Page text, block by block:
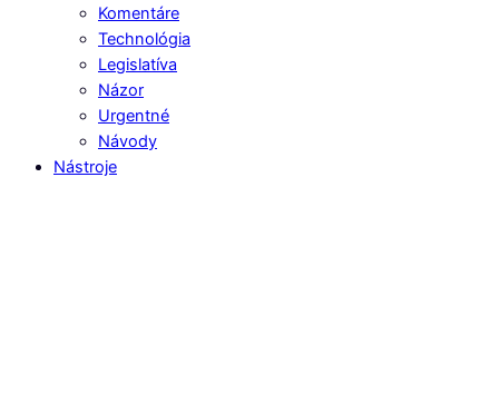
Komentáre
Technológia
Legislatíva
Názor
Urgentné
Návody
Nástroje